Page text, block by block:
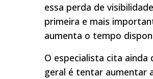
essa perda de
primeira e mais
aumenta o tempo
O especialista cita
geral é tentar aumentar